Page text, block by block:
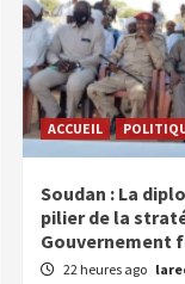
ACCUEIL
Soudan : La
pilier de la
Gouvernement
22 heures ago